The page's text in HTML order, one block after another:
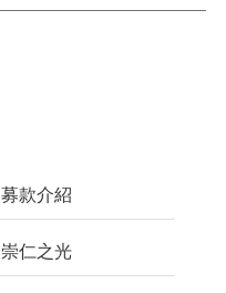
募款介紹
崇仁之光